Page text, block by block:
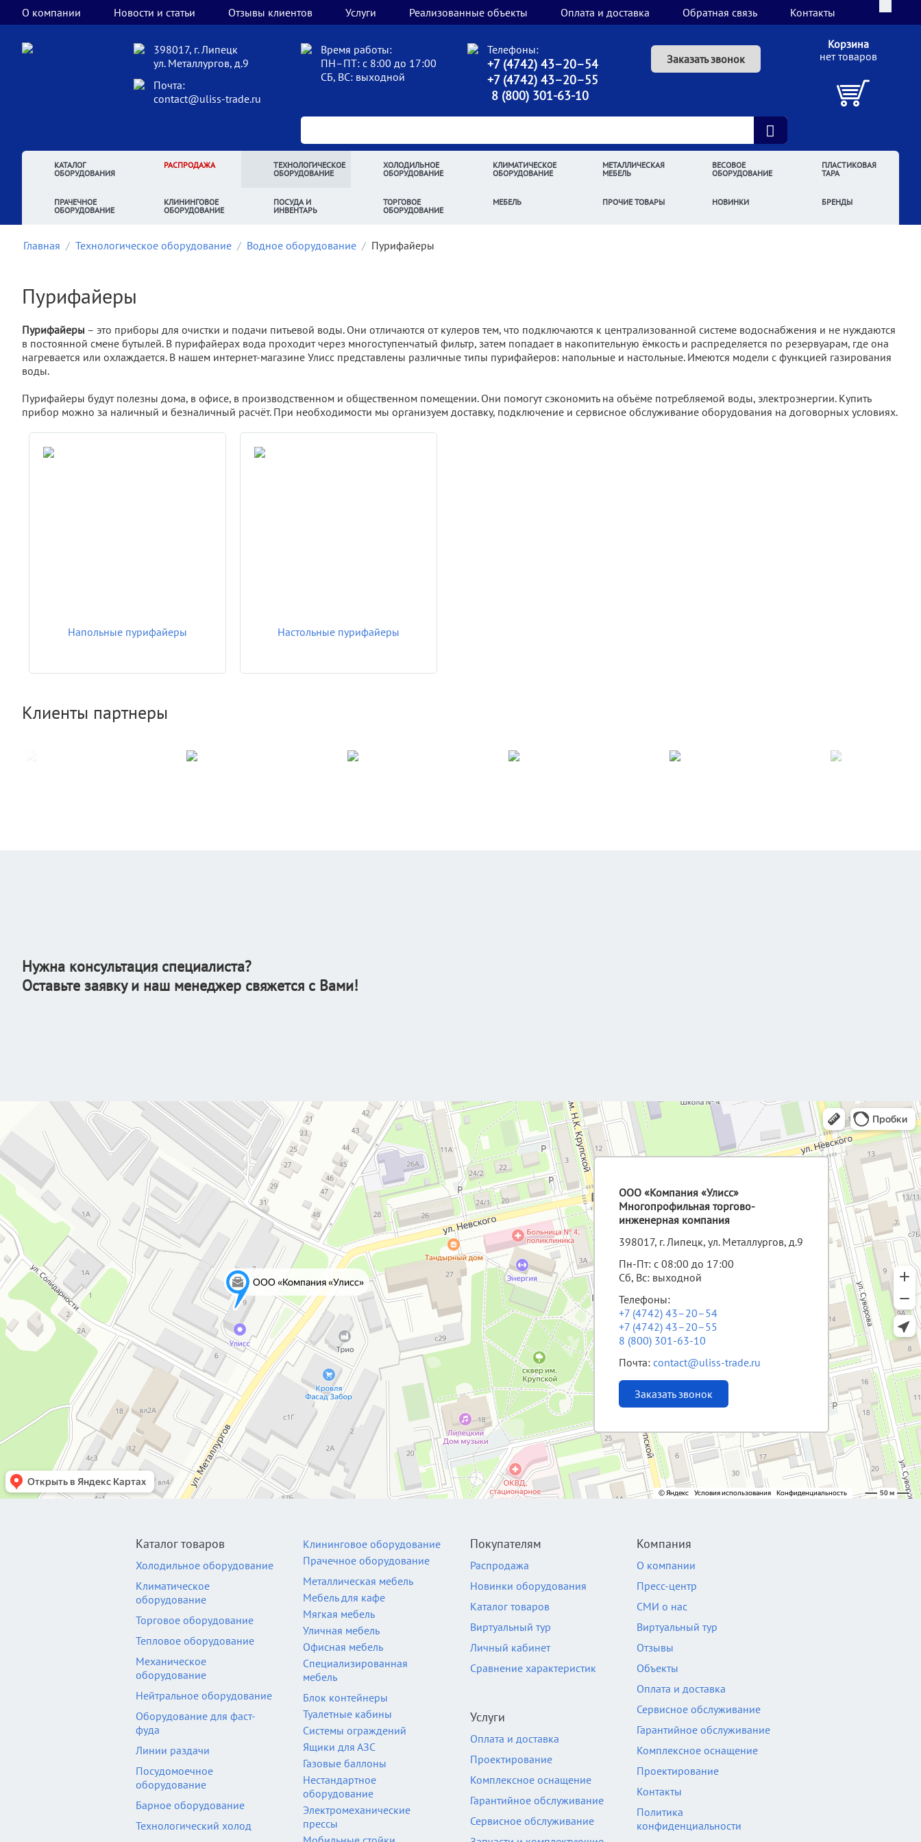
О компании Новости и статьи Отзывы клиентов Услуги Реализованные объекты Оплата и доставка Обратная связь Контакты
398017, г. Липецк
ул. Металлургов, д.9
Почта:
contact@uliss-trade.ru
Время работы:
ПН–ПТ: с 8:00 до 17:00
СБ, ВС: выходной
Телефоны:
+7 (4742) 43–20–54
+7 (4742) 43–20–55
8 (800) 301-63-10
Заказать звонок
Корзина
нет товаров
КАТАЛОГ
ОБОРУДОВАНИЯ
РАСПРОДАЖА
ТЕХНОЛОГИЧЕСКОЕ
ОБОРУДОВАНИЕ
ХОЛОДИЛЬНОЕ
ОБОРУДОВАНИЕ
КЛИМАТИЧЕСКОЕ
ОБОРУДОВАНИЕ
МЕТАЛЛИЧЕСКАЯ
МЕБЕЛЬ
ВЕСОВОЕ
ОБОРУДОВАНИЕ
ПЛАСТИКОВАЯ
ТАРА
ПРАЧЕЧНОЕ
ОБОРУДОВАНИЕ
КЛИНИНГОВОЕ
ОБОРУДОВАНИЕ
ПОСУДА И
ИНВЕНТАРЬ
ТОРГОВОЕ
ОБОРУДОВАНИЕ
МЕБЕЛЬ ПРОЧИЕ ТОВАРЫ НОВИНКИ БРЕНДЫ
Главная / Технологическое оборудование / Водное оборудование / Пурифайеры
Пурифайеры
Пурифайеры – это приборы для очистки и подачи питьевой воды. Они отличаются от кулеров тем, что подключаются к централизованной системе водоснабжения и не нуждаются
в постоянной смене бутылей. В пурифайерах вода проходит через многоступенчатый фильтр, затем попадает в накопительную ёмкость и распределяется по резервуарам, где она
нагревается или охлаждается. В нашем интернет-магазине Улисс представлены различные типы пурифайеров: напольные и настольные. Имеются модели с функцией газирования
воды.
Пурифайеры будут полезны дома, в офисе, в производственном и общественном помещении. Они помогут сэкономить на объёме потребляемой воды, электроэнергии. Купить
прибор можно за наличный и безналичный расчёт. При необходимости мы организуем доставку, подключение и сервисное обслуживание оборудования на договорных условиях.
Напольные пурифайеры Настольные пурифайеры
Клиенты партнеры
Нужна консультация специалиста?
Оставьте заявку и наш менеджер свяжется с Вами!
ООО «Компания «Улисс»
Многопрофильная торгово-
инженерная компания
398017, г. Липецк, ул. Металлургов, д.9
Пн-Пт: с 08:00 до 17:00
Сб, Вс: выходной
Телефоны:
+7 (4742) 43–20–54
+7 (4742) 43–20–55
8 (800) 301-63-10
Почта: contact@uliss-trade.ru
Заказать звонок
Каталог товаров
Холодильное оборудование
Климатическое
оборудование
Торговое оборудование
Тепловое оборудование
Механическое
оборудование
Нейтральное оборудование
Оборудование для фаст-
фуда
Линии раздачи
Посудомоечное
оборудование
Барное оборудование
Технологический холод
Клининговое оборудование
Прачечное оборудование
Металлическая мебель
Мебель для кафе
Мягкая мебель
Уличная мебель
Офисная мебель
Специализированная
мебель
Блок контейнеры
Туалетные кабины
Системы ограждений
Ящики для АЗС
Газовые баллоны
Нестандартное
оборудование
Электромеханические
прессы
Покупателям
Распродажа
Новинки оборудования
Каталог товаров
Виртуальный тур
Личный кабинет
Сравнение характеристик
Услуги
Оплата и доставка
Проектирование
Комплексное оснащение
Гарантийное обслуживание
Сервисное обслуживание
Компания
О компании
Пресс-центр
СМИ о нас
Виртуальный тур
Отзывы
Объекты
Оплата и доставка
Сервисное обслуживание
Гарантийное обслуживание
Комплексное оснащение
Проектирование
Контакты
Политика
конфиденциальности